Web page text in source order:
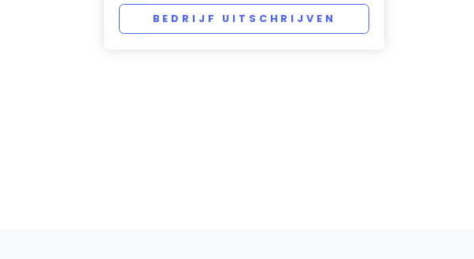
BEDRIJF UITSCHRIJVEN